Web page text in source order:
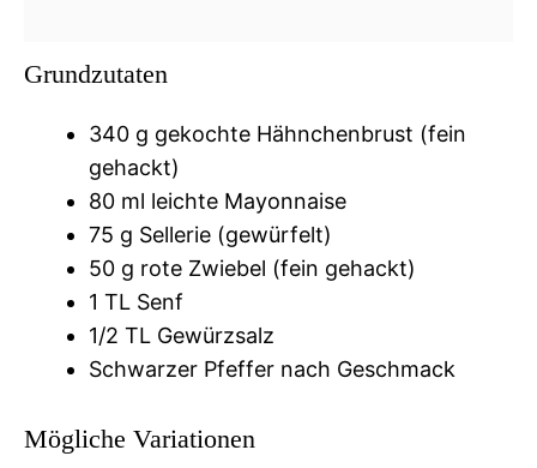
Grundzutaten
340 g gekochte Hähnchenbrust (fein
gehackt)
80 ml leichte Mayonnaise
75 g Sellerie (gewürfelt)
50 g rote Zwiebel (fein gehackt)
1 TL Senf
1/2 TL Gewürzsalz
Schwarzer Pfeffer nach Geschmack
Mögliche Variationen